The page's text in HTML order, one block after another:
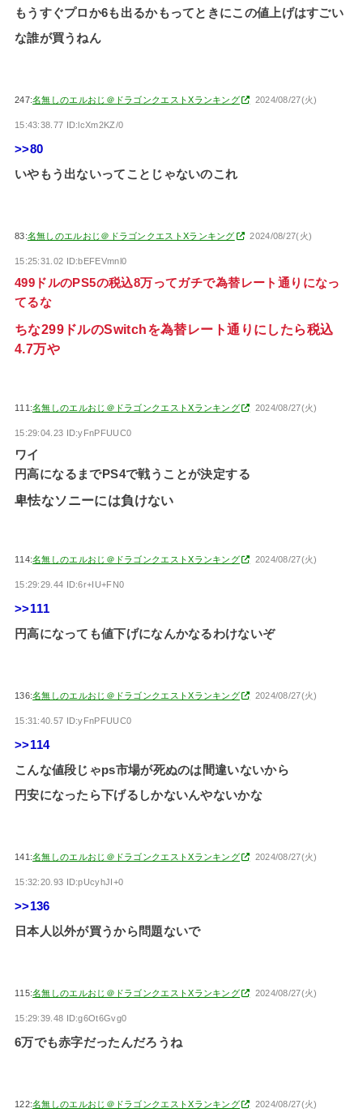
もうすぐプロか6も出るかもってときにこの値上げはすごい
な誰が買うねん
247:名無しのエルおじ＠ドラゴンクエストXランキング 2024/08/27(火)
15:43:38.77 ID:lcXm2KZ/0
>>80
いやもう出ないってことじゃないのこれ
83:名無しのエルおじ＠ドラゴンクエストXランキング 2024/08/27(火)
15:25:31.02 ID:bEFEVmnl0
499ドルのPS5の税込8万ってガチで為替レート通りになっ
てるな
ちな299ドルのSwitchを為替レート通りにしたら税込
4.7万や
111:名無しのエルおじ＠ドラゴンクエストXランキング 2024/08/27(火)
15:29:04.23 ID:yFnPFUUC0
ワイ
円高になるまでPS4で戦うことが決定する
卑怯なソニーには負けない
114:名無しのエルおじ＠ドラゴンクエストXランキング 2024/08/27(火)
15:29:29.44 ID:6r+IU+FN0
>>111
円高になっても値下げになんかなるわけないぞ
136:名無しのエルおじ＠ドラゴンクエストXランキング 2024/08/27(火)
15:31:40.57 ID:yFnPFUUC0
>>114
こんな値段じゃps市場が死ぬのは間違いないから
円安になったら下げるしかないんやないかな
141:名無しのエルおじ＠ドラゴンクエストXランキング 2024/08/27(火)
15:32:20.93 ID:pUcyhJI+0
>>136
日本人以外が買うから問題ないで
115:名無しのエルおじ＠ドラゴンクエストXランキング 2024/08/27(火)
15:29:39.48 ID:g6Ot6Gvg0
6万でも赤字だったんだろうね
122:名無しのエルおじ＠ドラゴンクエストXランキング 2024/08/27(火)